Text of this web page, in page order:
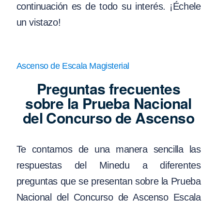
continuación es de todo su interés. ¡Échele
un vistazo!
Ascenso de Escala Magisterial
Preguntas frecuentes
sobre la Prueba Nacional
del Concurso de Ascenso
Te contamos de una manera sencilla las
respuestas del Minedu a diferentes
preguntas que se presentan sobre la Prueba
Nacional del Concurso de Ascenso Escala